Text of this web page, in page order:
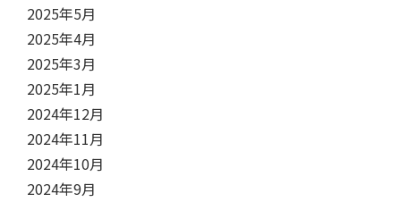
2025年5月
2025年4月
2025年3月
2025年1月
2024年12月
2024年11月
2024年10月
2024年9月